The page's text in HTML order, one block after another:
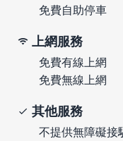
免費自助停車
上網服務
免費有線上網
免費無線上網
其他服務
不提供無障礙接